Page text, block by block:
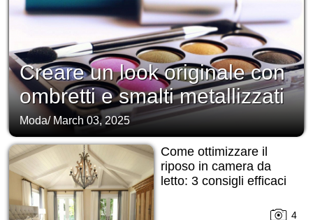
Creare un look originale con
ombretti e smalti metallizzati
Moda/ March 03, 2025
Come ottimizzare il
riposo in camera da
letto: 3 consigli efficaci
4